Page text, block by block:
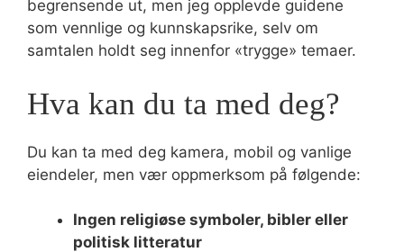
begrensende ut, men jeg opplevde guidene
som vennlige og kunnskapsrike, selv om
samtalen holdt seg innenfor «trygge» temaer.
Hva kan du ta med deg?
Du kan ta med deg kamera, mobil og vanlige
eiendeler, men vær oppmerksom på følgende:
Ingen religiøse symboler, bibler eller
politisk litteratur